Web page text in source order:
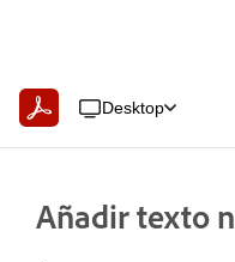
Desktop
Añadir texto